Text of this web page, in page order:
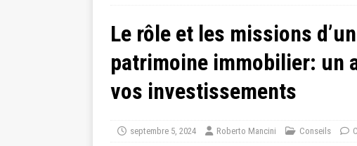
Le rôle et les missions
patrimoine immobilier: un
vos investissements
septembre 5, 2024 Roberto Mancini Conseils